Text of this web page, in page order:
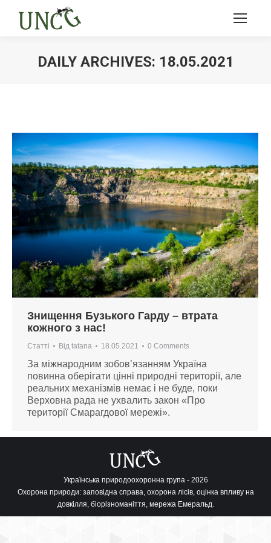
DAILY ARCHIVES: 18.05.2021
Знищення Бузького Гарду – втрата
кожного з нас!
Статті Від tatana 18.05.2021 0 Comments
За міжнародним зобов’язанням Україна
повинна оберігати цінні природні території, але
реальних механізмів немає і не буде, поки
Верховна рада не ухвалить закон «Про
території Смарагдової мережі».
Українська природоохоронна група - 2026
Охорона природи: заповідна справа, охорона лісів, оцінка впливу на
довкілля, біорізноманіття, мережа Емеральд.